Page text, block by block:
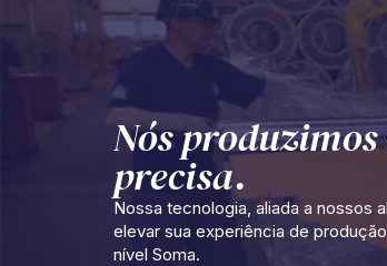
Nós
precisa.
Nossa tecnologia, aliada a nossos
elevar sua experiência de
nível Soma.